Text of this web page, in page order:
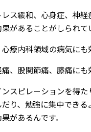
ス緩和、心身症、神
があることがしられて
療内科領域の病気にも
、股関節痛、膝痛にも
スピレーションを得
り、勉強に集中できる
があるんです。